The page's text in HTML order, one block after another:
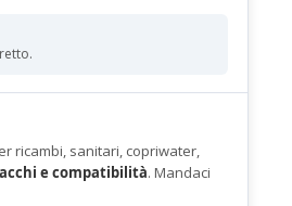
ricambi, sanitari, copriwater,
e compatibilità. Mandaci